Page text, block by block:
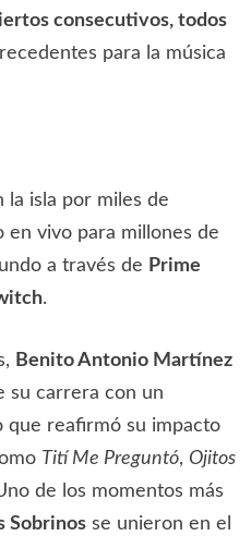
consecutivos, todos
para la música
la isla por miles de
en vivo para millones de
a través de Prime
.
Benito Antonio Martínez
su carrera con un
que reafirmó su impacto
Tití Me Preguntó, Ojitos
de los momentos más
Sobrinosse unieron en el